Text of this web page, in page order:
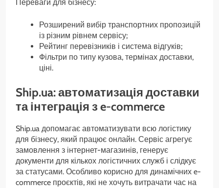
Переваги для бізнесу:
Розширений вибір транспортних пропозицій
із різним рівнем сервісу;
Рейтинг перевізників і система відгуків;
Фільтри по типу кузова, термінах доставки,
ціні.
Ship.ua: автоматизація доставки
та інтеграція з e-commerce
Ship.ua допомагає автоматизувати всю логістику
для бізнесу, який працює онлайн. Сервіс агрегує
замовлення з інтернет-магазинів, генерує
документи для кількох логістичних служб і слідкує
за статусами. Особливо корисно для динамічних e-
commerce проєктів, які не хочуть витрачати час на